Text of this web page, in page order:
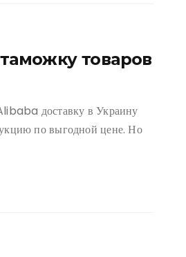
товаров
доставку в Украину
по выгодной цене. Но